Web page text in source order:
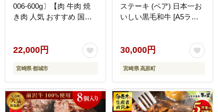
006-600g〕【肉 牛肉 焼
き肉 人気 おすすめ 国産
22,000円
宮崎県 都城市
ステーキ (ペア) 日本一お
いしい黒毛和牛 [A5ラン
キ ロース 贈答 贈り物 プ
レゼント] TF0555-P00020
30,000円
宮崎県 高原町